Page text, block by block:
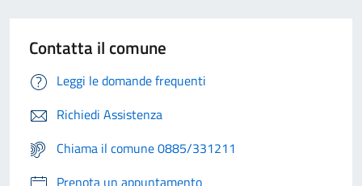
Contatta il comune
Leggi le domande frequenti
Richiedi Assistenza
Chiama il comune 0885/331211